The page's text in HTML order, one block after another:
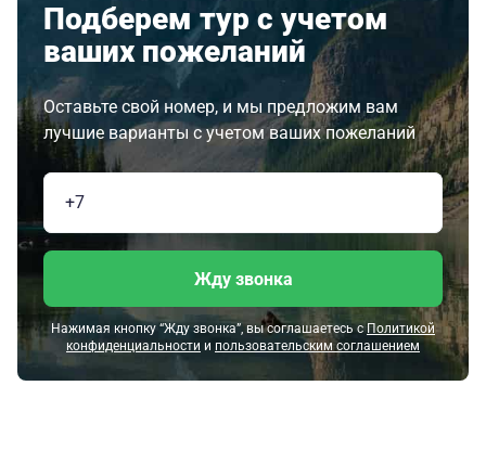
Подберем тур с учетом
ваших пожеланий
Оставьте свой номер, и мы предложим вам
лучшие варианты с учетом ваших пожеланий
Жду звонка
Нажимая кнопку “Жду звонка”, вы соглашаетесь с Политикой
конфиденциальности и пользовательским соглашением